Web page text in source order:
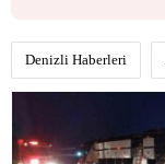
Denizli Haberleri